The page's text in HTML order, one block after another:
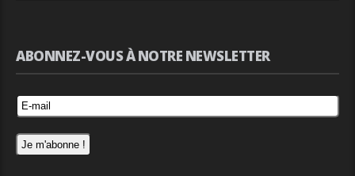
ABONNEZ-VOUS À NOTRE NEWSLETTER